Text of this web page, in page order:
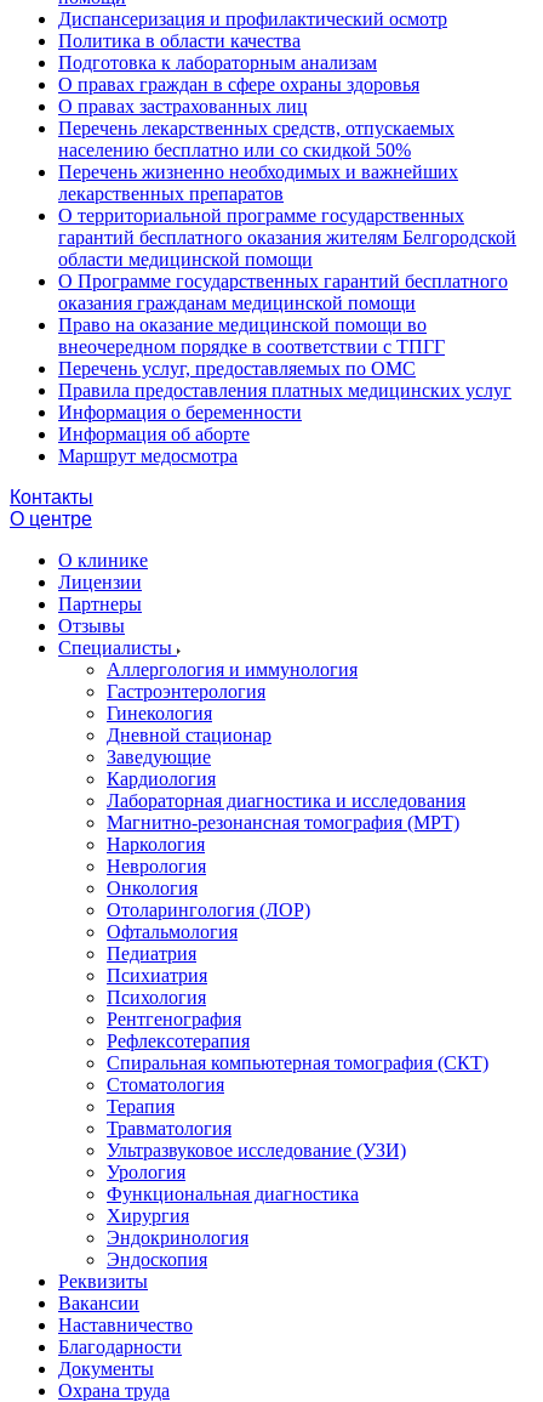
Диспансеризация и профилактический осмотр
Политика в области качества
Подготовка к лабораторным анализам
О правах граждан в сфере охраны здоровья
О правах застрахованных лиц
Перечень лекарственных средств, отпускаемых
населению бесплатно или со скидкой 50%
Перечень жизненно необходимых и важнейших
лекарственных препаратов
О территориальной программе государственных
гарантий бесплатного оказания жителям Белгородской
области медицинской помощи
О Программе государственных гарантий бесплатного
оказания гражданам медицинской помощи
Право на оказание медицинской помощи во
внеочередном порядке в соответствии с ТПГГ
Перечень услуг, предоставляемых по ОМС
Правила предоставления платных медицинских услуг
Информация о беременности
Информация об аборте
Маршрут медосмотра
Контакты
О центре
О клинике
Лицензии
Партнеры
Отзывы
Специалисты
Аллергология и иммунология
Гастроэнтерология
Гинекология
Дневной стационар
Заведующие
Кардиология
Лабораторная диагностика и исследования
Магнитно-резонансная томография (МРТ)
Наркология
Неврология
Онкология
Отоларингология (ЛОР)
Офтальмология
Педиатрия
Психиатрия
Психология
Рентгенография
Рефлексотерапия
Спиральная компьютерная томография (СКТ)
Стоматология
Терапия
Травматология
Ультразвуковое исследование (УЗИ)
Урология
Функциональная диагностика
Хирургия
Эндокринология
Эндоскопия
Реквизиты
Вакансии
Наставничество
Благодарности
Документы
Охрана труда